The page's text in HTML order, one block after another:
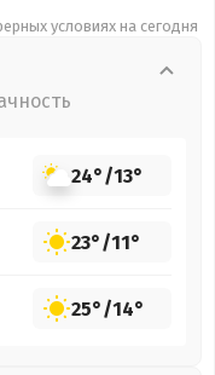
условиях на сегодня
24°/13°
23°/11°
25°/14°